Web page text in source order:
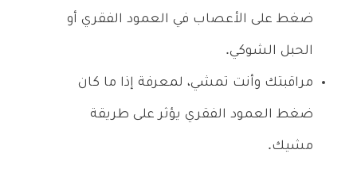
ضغط على الأعصاب في العمود الفقري أو
الحبل الشوكي.
مراقبتك وأنت تمشي، لمعرفة إذا ما كان
ضغط العمود الفقري يؤثر على طريقة
مشيك.